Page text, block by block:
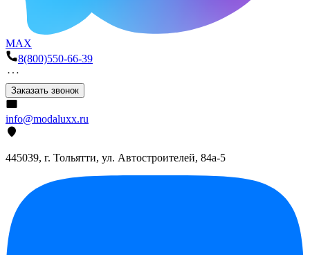
MAX
8(800)550-66-39
Заказать звонок
info@modaluxx.ru
445039, г. Тольятти, ул. Автостроителей, 84а-5